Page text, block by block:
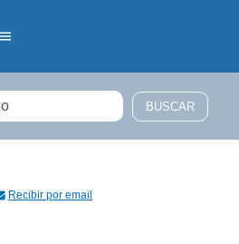
Recibir por email